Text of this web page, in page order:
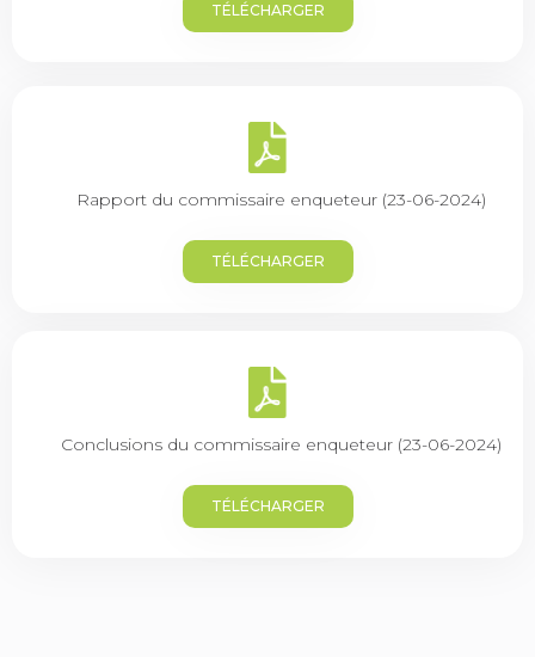
TÉLÉCHARGER
Rapport du commissaire enqueteur (23-06-2024)
TÉLÉCHARGER
Conclusions du commissaire enqueteur (23-06-2024)
TÉLÉCHARGER